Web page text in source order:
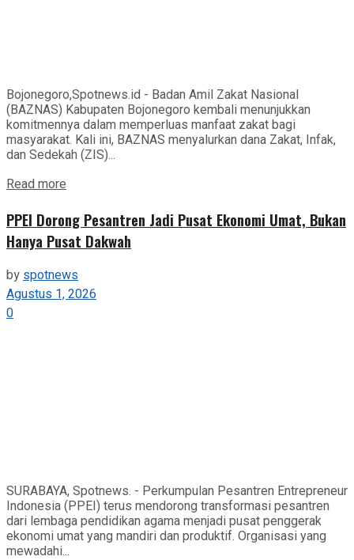
Bojonegoro,Spotnews.id - Badan Amil Zakat Nasional
(BAZNAS) Kabupaten Bojonegoro kembali menunjukkan
komitmennya dalam memperluas manfaat zakat bagi
masyarakat. Kali ini, BAZNAS menyalurkan dana Zakat, Infak,
dan Sedekah (ZIS)...
Read more
PPEI Dorong Pesantren Jadi Pusat Ekonomi Umat, Bukan
Hanya Pusat Dakwah
byspotnews
Agustus 1, 2026
0
SURABAYA, Spotnews. - Perkumpulan Pesantren Entrepreneur
Indonesia (PPEI) terus mendorong transformasi pesantren
dari lembaga pendidikan agama menjadi pusat penggerak
ekonomi umat yang mandiri dan produktif. Organisasi yang
mewadahi...